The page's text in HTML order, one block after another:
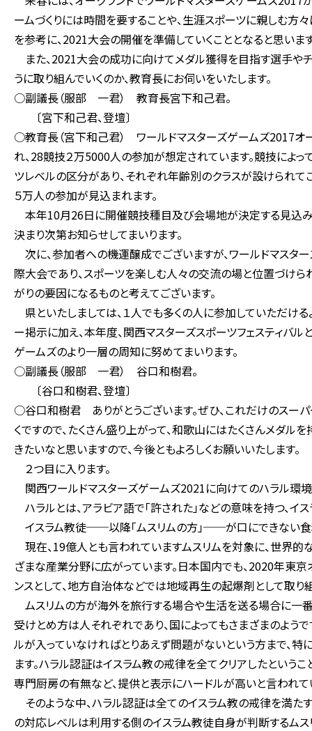
ームづくりには時間を要することや、生涯スポーツに親しむ方
を参考に、2021大会の開催を準備していくこととなると思い
また、2021大会の成功に向けてメダル獲得を目指す選手や
うに取り組んでいくのか、教育長にお伺いをいたします。
○副議長（服部 一君） 教育長宮下和己君。
〔宮下和己君、登壇〕
○教育長（宮下和己君） ワールドマスターズゲームズ2017オ
れ、28競技２万5000人の参加が想定されています。競技によ
ツレベルの区分があり、それぞれ年齢別のクラスが設けられ
５万人の参加が見込まれます。
本年10月26日に開催競技種目及び会場地が決定する見込み
決まり次第お知らせしてまいります。
次に、参加者への機運醸成でございますが、ワールドマス
際大会であり、スポーツを楽しむ人々の交流の場と位置づけら
がりの要因になるものと考えてございます。
県といたしましては、１人でも多くの人に参加していただけ
ー掲示に加え、本年度、関西マスターズスポーツフェスティバ
ゲームズのより一層の周知に努めてまいります。
○副議長（服部 一君） 谷口和樹君。
〔谷口和樹君、登壇〕
○谷口和樹君 ありがとうございます。ぜひ、これだけのスーパ
くですので、たくさん盛り上がって、和歌山にはたくさんメダル
きたいなと思いますので、今後ともよろしくお願いいたします。
２つ目に入ります。
関西ワールドマスターズゲームズ2021に向けてのハラル環
ハラルとは、アラビア語で「許された」などの意味を持つ、
イスラム教徒──以降「ムスリムの方」──が口にできない食
現在、19億人とも言われていますムスリムを対象に、世界
ざまな産業分野に広がっています。日本国内でも、2020年東
ンスとして、地方自治体などでは地域再生の起爆剤として取り
ムスリムの方が海外を旅行する場合や生活を送る場合に一
受けとめ方は人それぞれであり、国によってもさまざまのよう
ルが入っていなければとりあえず問題がないという方まで、
ます。ハラル認証はイスラム教の戒律を全てクリアしたという
専門厨房の有無など、提供と表示にハードルが高いと言われて
そのような中、ハラル認証は全てのイスラム教の戒律を満た
の対応レベルは利用する側のイスラム教徒自身が判断するムス